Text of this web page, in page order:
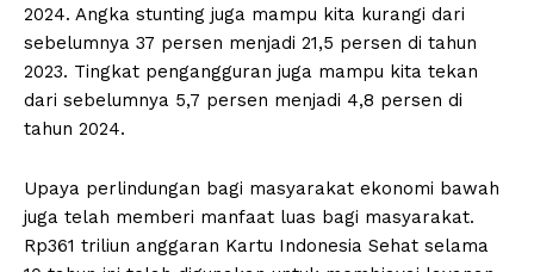
2024. Angka stunting juga mampu kita kurangi dari
sebelumnya 37 persen menjadi 21,5 persen di tahun
2023. Tingkat pengangguran juga mampu kita tekan
dari sebelumnya 5,7 persen menjadi 4,8 persen di
tahun 2024.
Upaya perlindungan bagi masyarakat ekonomi bawah
juga telah memberi manfaat luas bagi masyarakat.
Rp361 triliun anggaran Kartu Indonesia Sehat selama